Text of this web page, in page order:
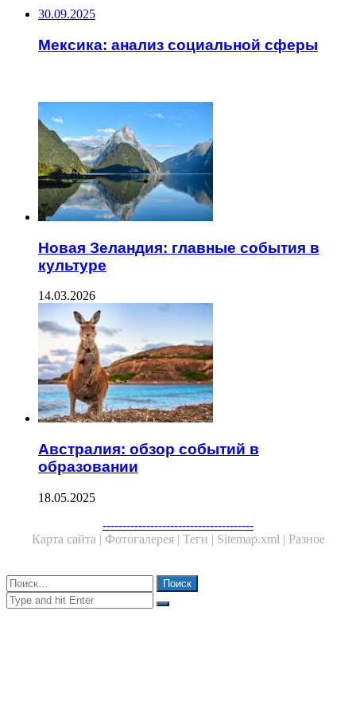
30.09.2025
Мексика: анализ социальной сферы
Новая Зеландия: главные события в
культуре
14.03.2026
Австралия: обзор событий в
образовании
18.05.2025
--------------------------------------
Карта сайта | Фотогалерея | Теги | Sitemap.xml | Разное
Close
Найти:
Close
Search